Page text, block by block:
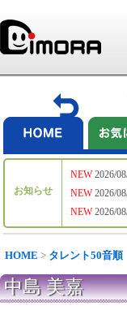
お知らせ
NEW
NEW
NEW
2026/
2026/
2026/
HOME > タレント50音順
中島 美嘉